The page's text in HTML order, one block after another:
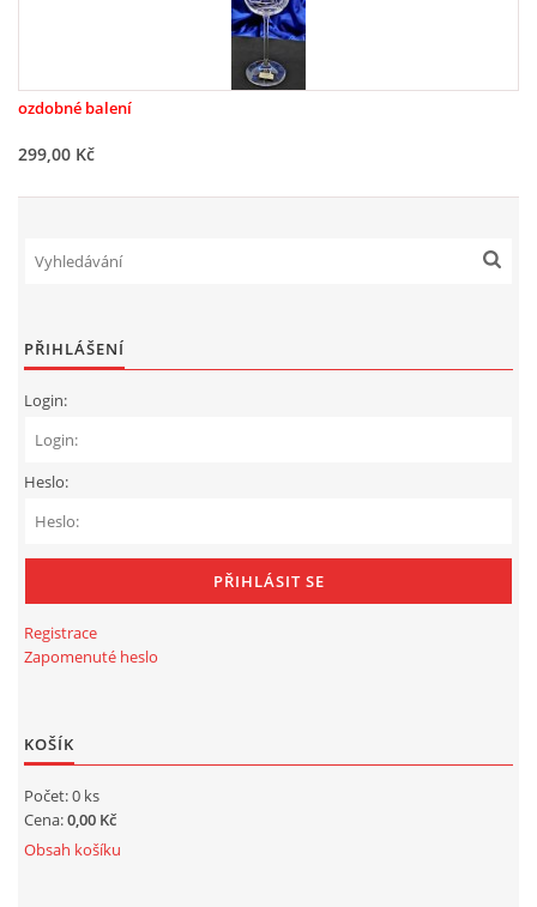
ozdobné balení
299,00 Kč
PŘIHLÁŠENÍ
Login:
Heslo:
Registrace
Zapomenuté heslo
KOŠÍK
Počet: 0 ks
Cena:0,00 Kč
Obsah košíku